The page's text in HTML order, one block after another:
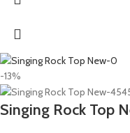
-13%
Singing Rock Top